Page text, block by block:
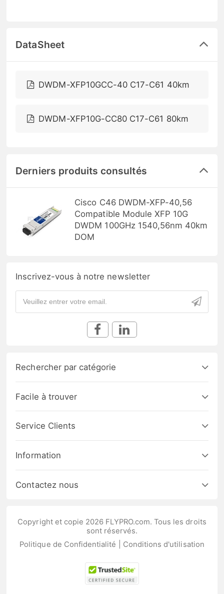
DataSheet
DWDM-XFP10GCC-40 C17-C61 40km
DWDM-XFP10G-CC80 C17-C61 80km
Derniers produits consultés
Cisco C46 DWDM-XFP-40,56
Compatible Module XFP 10G
DWDM 100GHz 1540,56nm 40km
DOM
Inscrivez-vous à notre newsletter
Rechercher par catégorie
Facile à trouver
Service Clients
Information
Contactez nous
Copyright et copie 2026 FLYPRO.com. Tous les droits
sont réservés.
Politique de Confidentialité
Conditions d'utilisation